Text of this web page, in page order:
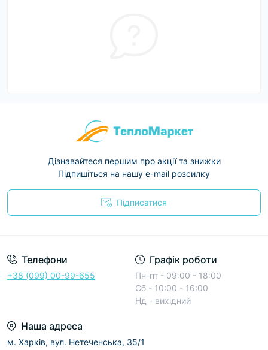
Дізнавайтеся першим про акції та знижки
Підпишіться на нашу e-mail розсилку
Підписатися
Телефони
+38 (099) 00-99-655
Графік роботи
Пн-пт - 09:00 - 18:00
Сб - 10:00 - 16:00
Нд - вихідний
Наша адреса
м. Харків, вул. Нетеченська, 35/1